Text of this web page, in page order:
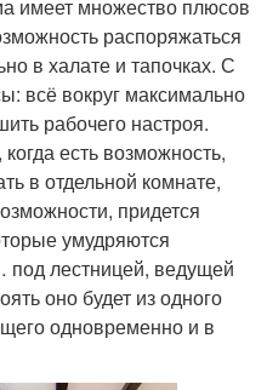
имеет множество плюсов
распоряжаться
в халате и тапочках. С
всё вокруг максимально
рабочего настроя.
есть возможность,
в отдельной комнате,
придется
умудряются
под лестницей, ведущей
оно будет из одного
одновременно и в